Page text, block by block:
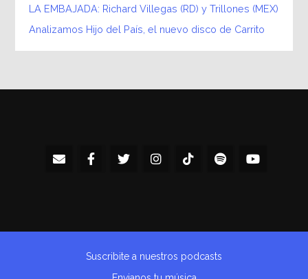
LA EMBAJADA: Richard Villegas (RD) y Trillones (MEX)
Analizamos Hijo del País, el nuevo disco de Carrito
Suscribite a nuestros podcasts